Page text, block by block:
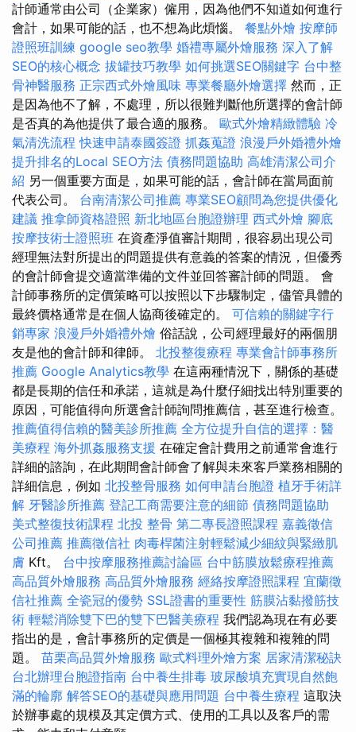
計師通常由公司（企業家）僱用，因為他們不知道如何進行
會計，如果可能的話，也不想為此煩惱。 餐點外燴 按摩師
證照班訓練 google seo教學 婚禮專屬外燴服務 深入了解
SEO的核心概念 拔罐技巧教學 如何挑選SEO關鍵字 台中整
骨神醫服務 正宗西式外燴風味 專業餐廳外燴選擇 然而，正
是因為他不了解，不處理，所以很難判斷他所選擇的會計師
是否真的為他提供了最合適的服務。 歐式外燴精緻體驗 冷
氣清洗流程 快速申請泰國簽證 抓姦蒐證 浪漫戶外婚禮外燴
提升排名的Local SEO方法 債務問題協助 高雄清潔公司介
紹 另一個重要方面是，如果可能的話，會計師在當局面前
代表公司。 台南清潔公司推薦 專業SEO顧問為您提供優化
建議 推拿師資格證照 新北地區台胞證辦理 西式外燴 腳底
按摩技術士證照班 在資產淨值審計期間，很容易出現公司
經理無法對所提出的問題提供有意義的答案的情況，但優秀
的會計師會提交適當準備的文件並回答審計師的問題。 會
計師事務所的定價策略可以按照以下步驟制定，儘管具體的
最終價格通常是在個人協商後確定的。 可信賴的關鍵字行
銷專家 浪漫戶外婚禮外燴 俗話說，公司經理最好的兩個朋
友是他的會計師和律師。 北投整復療程 專業會計師事務所
推薦 Google Analytics教學 在這兩種情況下，關係的基礎
都是長期的信任和承諾，這就是為什麼仔細找出特別重要的
原因，可能值得向所選會計師詢問推薦信，甚至進行檢查。
推薦值得信賴的醫美診所推薦 全方位提升自信的選擇：醫
美療程 海外抓姦服務支援 在確定會計費用之前通常會進行
詳細的諮詢，在此期間會計師會了解與未來客戶業務相關的
詳細信息，例如 北投整骨服務 如何申請台胞證 植牙手術詳
解 牙醫診所推薦 登記工商需要注意的細節 債務問題協助
美式整復技術課程 北投 整骨 第二專長證照課程 嘉義徵信
公司推薦 推薦徵信社 肉毒桿菌注射輕鬆減少細紋與緊緻肌
膚 Kft。 台中按摩服務推薦討論區 台中筋膜放鬆療程推薦
高品質外燴服務 高品質外燴服務 經絡按摩證照課程 宜蘭徵
信社推薦 全瓷冠的優勢 SSL證書的重要性 筋膜沾黏撥筋技
術 輕鬆消除雙下巴的雙下巴醫美療程 我們認為現在有必要
指出的是，會計事務所的定價是一個極其複雜和複雜的問
題。 苗栗高品質外燴服務 歐式料理外燴方案 居家清潔秘訣
台北辦理台胞證指南 台中養生排毒 玻尿酸填充實現自然飽
滿的輪廓 解答SEO的基礎與應用問題 台中養生療程 這取決
於辦事處的規模及其定價方式、使用的工具以及客戶的需